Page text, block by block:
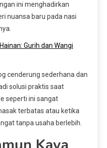
ini menghadirkan
nuansa baru pada nasi
Gurih dan Wangi
cenderung sederhana dan
solusi praktis saat
seperti ini sangat
terbatas atau ketika
tanpa usaha berlebih.